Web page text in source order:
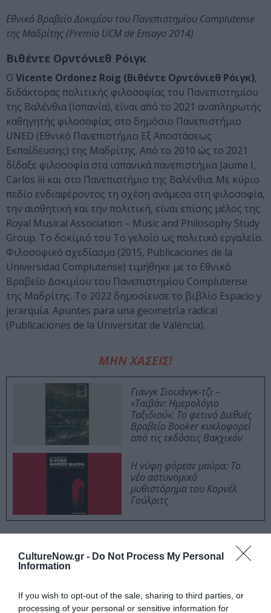
CultureNow.gr - Do Not Process My Personal
Information
If you wish to opt-out of the sale, sharing to third parties, or
processing of your personal or sensitive information for
Εθνικό Βραβείο Δοκιμίου του Πανεπιστημίου Complutense
της Μαδρίτης (Premio UCM de Ensayo 2014)
Βιθέντε Ορντόνιεθ Ρόιγκ
Ο Vicente Ordonez Roig (Βιθέντε Ορντόνιεθ Ρόιγκ),
διδάκτορας πολιτικής φιλοσοφίας του Πανεπιστημίου
της Βαλένθια (Ισπανία), είναι από το 2021 αναπληρωτής
καθηγητής φιλοσοφίας στο δημόσιο Πανεπιστήμιο
UNED (Εθνικό Πανεπιστήμιο Εξ Αποστάσεως
Εκπαίδευσης) της Μαδρίτης. Από το 2010 ώς το 2021
δίδαξε φιλοσοφία στα ισπανικά πανεπιστήμια Jaume I,
Carlos iii και στο Πανεπιστήμιο της Βαλένθια. Με κύριο
πεδίο ενδιαφέροντος τη σχέση ανάμεσα στη φιλοσοφία,
την αισθητική και την πολιτική, είναι επίσης μέλος της
Royal Musical Association – Music and Philosophy Study
Group. Το δοκίμιό του Το γελοίο ως πολιτικό εργαλείο.
Φιλοσοφικό σχεδίασμα (2015, Publicaciones de la
Universidad Complutense) τιμήθηκε με το Εθνικό
Βραβείο Δοκιμίου του Πανεπιστημίου Complutense
της Μαδρίτης. Το 2022 δημοσίευσε το βιβλίο Espacio y
jerarquίa. Apuntes para una geometrίa radical
(Publicaciones de la Universitat de València).
ΜΗΝ ΧΑΣΕΙΣ!
Γιανγκ Σιουάνγκ-τζι –
«Ταϊβάν: Ημερολόγιο
Ταξιδιού»: Το φετινό Διεθνές
Βραβείο Booker κυκλοφορεί
από τις εκδόσεις Βακχικόν
Η νύφη φόρεσε μαύρα: Το
νέο αστυνομικό
μυθιστόρημα του Κορνέλ
Γούλριτς
Σχεδίαση εξωφύλλου: Ιάκωβος Ουρανός
μάθετε πρώτοι όλες τις ειδήσεις